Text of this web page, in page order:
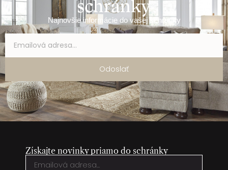
schránky
Najnovšie informácie do vašej schránky
Odoslať
Získajte novinky priamo do schránky